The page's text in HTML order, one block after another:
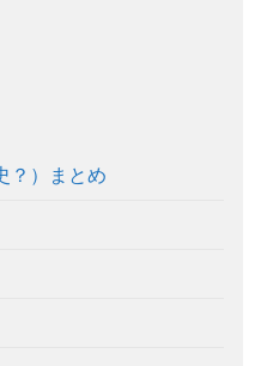
？）まとめ